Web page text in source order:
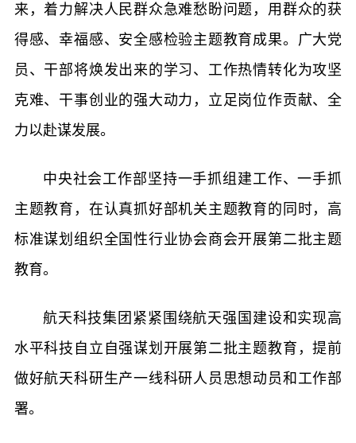
来，着力解决人民群众急难愁盼问题，用群众的获
得感、幸福感、安全感检验主题教育成果。广大党
员、干部将焕发出来的学习、工作热情转化为攻坚
克难、干事创业的强大动力，立足岗位作贡献、全
力以赴谋发展。
中央社会工作部坚持一手抓组建工作、一手抓
主题教育，在认真抓好部机关主题教育的同时，高
标准谋划组织全国性行业协会商会开展第二批主题
教育。
航天科技集团紧紧围绕航天强国建设和实现高
水平科技自立自强谋划开展第二批主题教育，提前
做好航天科研生产一线科研人员思想动员和工作部
署。